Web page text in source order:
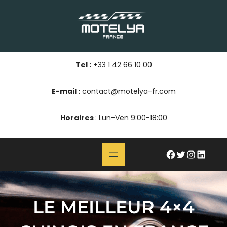
Tel :+33 1 42 66 10 00
E-mail :contact@motelya-fr.com
Horaires: Lun-Ven 9:00-18:00
#Twitter InstagramLinkedIn
LE MEILLEUR 4×4